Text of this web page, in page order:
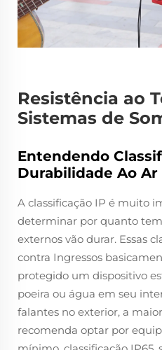
Resistência ao
Sistemas de
Entendendo
Durabilidade Ao Ar
A classificação IP é muito
determinar por quanto
externos vão durar. Essas
contra Ingressos
protegido um dispositivo
poeira ou água em seu
falantes no exterior, a
recomenda optar por